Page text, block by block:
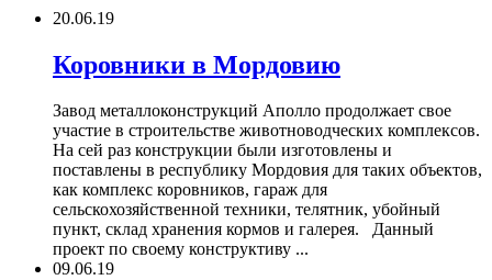
20.06.19
Коровники в Мордовию
Завод металлоконструкций Аполло продолжает свое
участие в строительстве животноводческих комплексов.
На сей раз конструкции были изготовлены и
поставлены в республику Мордовия для таких объектов,
как комплекс коровников, гараж для
сельскохозяйственной техники, телятник, убойный
пункт, склад хранения кормов и галерея. Данный
проект по своему конструктиву ...
09.06.19